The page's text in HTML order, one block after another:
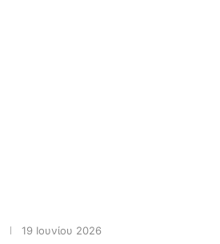
19 Ιουνίου 2026